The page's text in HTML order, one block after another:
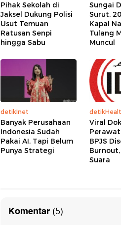
Pihak Sekolah di
Jaksel Dukung Polisi
Usut Temuan
Ratusan Senpi
hingga Sabu
Sungai
Surut,
Kapal
Tulang
Muncul
detikInet
Banyak Perusahaan
Indonesia Sudah
Pakai AI, Tapi Belum
Punya Strategi
Viral
BPJS
Burnout,
Suara